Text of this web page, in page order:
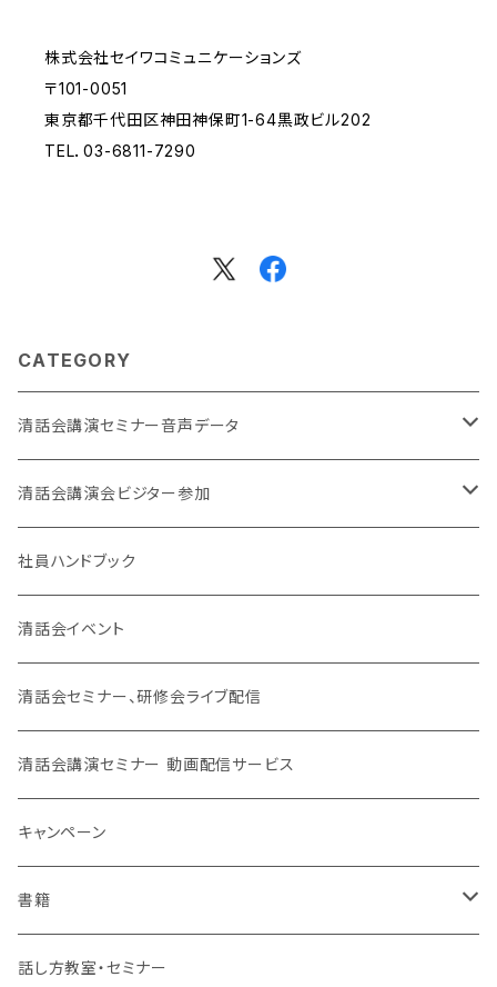
株式会社セイワコミュニケーションズ
〒101-0051
東京都千代田区神田神保町1-64黒政ビル202
TEL．03-6811-7290
CATEGORY
清話会講演セミナー音声データ
東京開催
大阪開催
清話会講演会ビジター参加
東京開催
大阪開催
SJC
社員ハンドブック
清話会イベント
清話会セミナー、研修会ライブ配信
清話会講演セミナー 動画配信サービス
キャンペーン
書籍
清話会講師
話し方教室・セミナー